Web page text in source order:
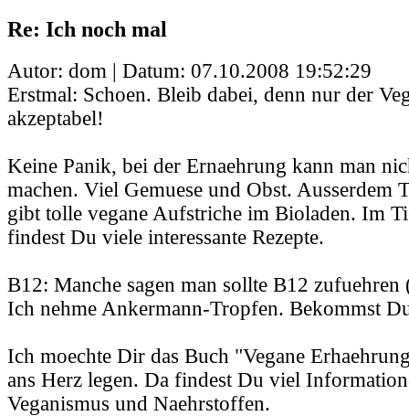
Re: Ich noch mal
Autor: dom | Datum: 07.10.2008 19:52:29
Erstmal: Schoen. Bleib dabei, denn nur der
akzeptabel!
Keine Panik, bei der Ernaehrung kann man
machen. Viel Gemuese und Obst. Ausserdem
gibt tolle vegane Aufstriche im Bioladen. Im
findest Du viele interessante Rezepte.
B12: Manche sagen man sollte B12 zufuehren
Ich nehme Ankermann-Tropfen. Bekommst
Ich moechte Dir das Buch "Vegane
ans Herz legen. Da findest Du viel
Veganismus und Naehrstoffen.